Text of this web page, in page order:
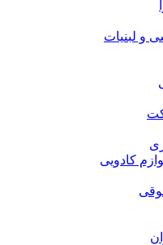
و لبنیات
کادویی